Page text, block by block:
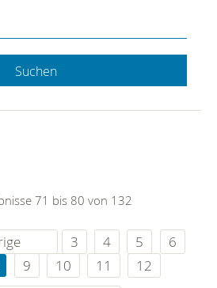
Suchen
71 bis 80 von 132
3 4 5
6
9 10 11
12